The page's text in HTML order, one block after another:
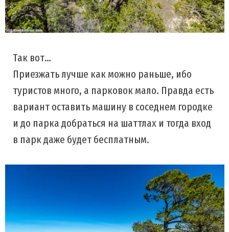
Так вот…
Приезжать лучше как можно раньше, ибо
туристов много, а парковок мало. Правда есть
вариант оставить машину в соседнем городке
и до парка добраться на шаттлах и тогда вход
в парк даже будет бесплатным.